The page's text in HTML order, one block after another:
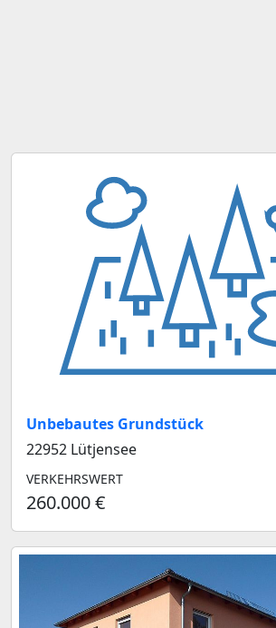
Unbebautes Grundstück
22952 Lütjensee
VERKEHRSWERT
260.000 €